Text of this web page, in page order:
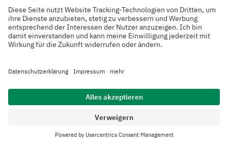
Website der Uni
Bayreuth
Menschen
Studienstart in
Kulmbach
Rubriken
Datenschutzerklärung Barrierefreiheit
Kontakt